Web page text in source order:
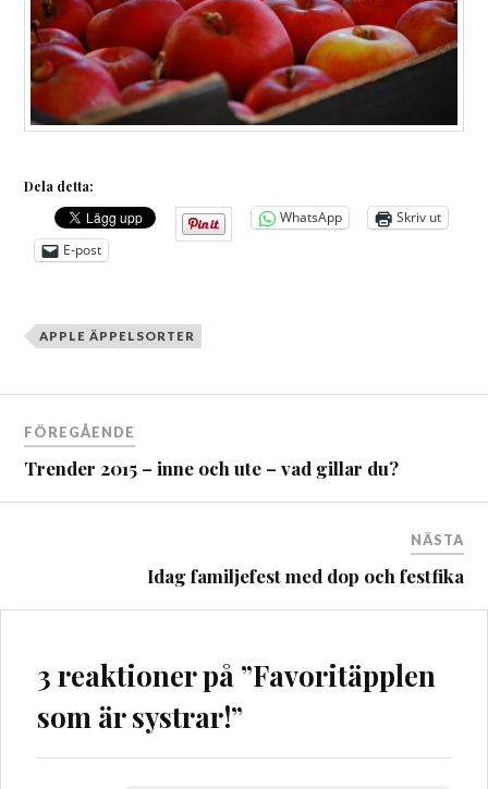
Dela detta:
WhatsApp
Skriv ut
E-post
APPLE ÄPPELSORTER
Inläggsnavigering
FÖREGÅENDE
Trender 2015 – inne och ute – vad gillar du?
NÄSTA
Idag familjefest med dop och festfika
3 reaktioner på ”Favoritäpplen
som är systrar!”